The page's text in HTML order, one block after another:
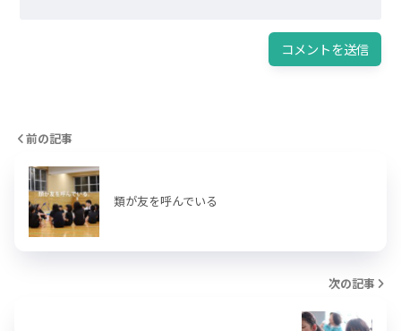
前の記事
類が友を呼んでいる
次の記事